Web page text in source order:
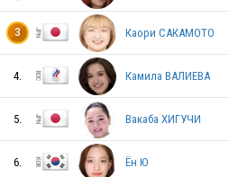
3 Каори САКАМОТО
4. Камила ВАЛИЕВА
5. Вакаба ХИГУЧИ
6. Ён Ю